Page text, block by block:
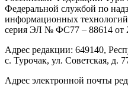
Федеральной службой по
информационных
серия ЭЛ № ФС77 – 88614 от
Адрес редакции: 649140,
с. Турочак, ул. Советская, д.
Адрес электронной почты